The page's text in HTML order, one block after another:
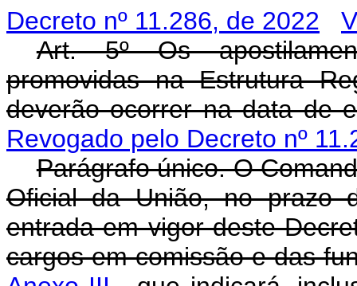
Decreto nº 11.286, de 2022
Art. 5º Os
promovidas na Estrutura
deverão ocorrer na data de
Revogado pelo Decreto nº
Parágrafo único. O
Oficial da União, no prazo
entrada em vigor deste
cargos em comissão e das